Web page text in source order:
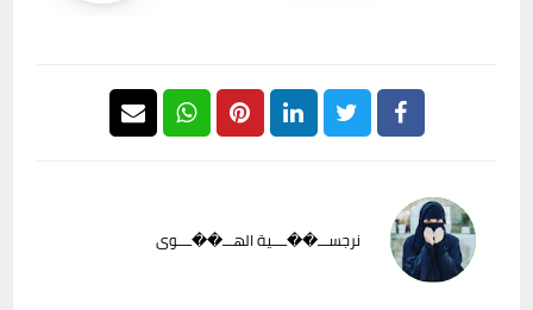
نرجســـ��ــــية الهـــ��ــــوى